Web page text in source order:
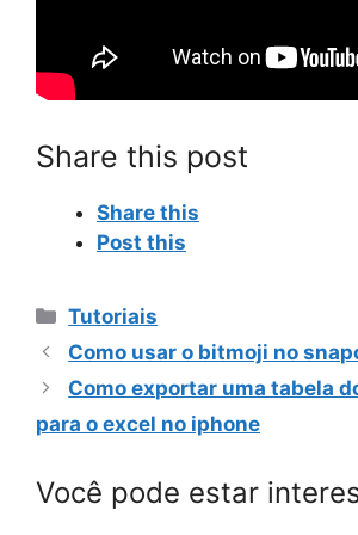
Share this post
Share this
Post this
Categorias
Tutoriais
Como usar o bitmoji no
Como exportar uma tabela
para o excel no iphone
Você pode estar